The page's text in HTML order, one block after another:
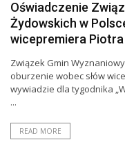
Oświadczenie
Żydowskich w
wicepremiera Piotra
Związek Gmin
oburzenie wobec słów
wywiadzie dla tygodnika
...
READ MORE